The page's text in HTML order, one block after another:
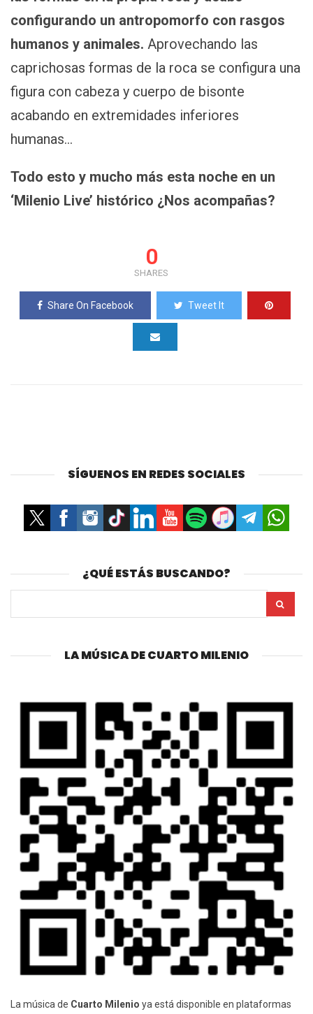
configurando un antropomorfo con rasgos
humanos y animales. Aprovechando las
caprichosas formas de la roca se configura una
figura con cabeza y cuerpo de bisonte
acabando en extremidades inferiores
humanas…
Todo esto y mucho más esta noche en un
‘Milenio Live’ histórico ¿Nos acompañas?
0
SHARES
Share On Facebook Tweet It
SÍGUENOS EN REDES SOCIALES
¿QUÉ ESTÁS BUSCANDO?
LA MÚSICA DE CUARTO MILENIO
La música de Cuarto Milenio ya está disponible en plataformas